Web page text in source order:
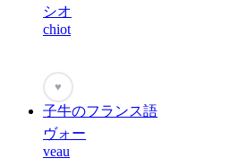
シオ
chiot
♥
子牛のフランス語
ヴォー
veau